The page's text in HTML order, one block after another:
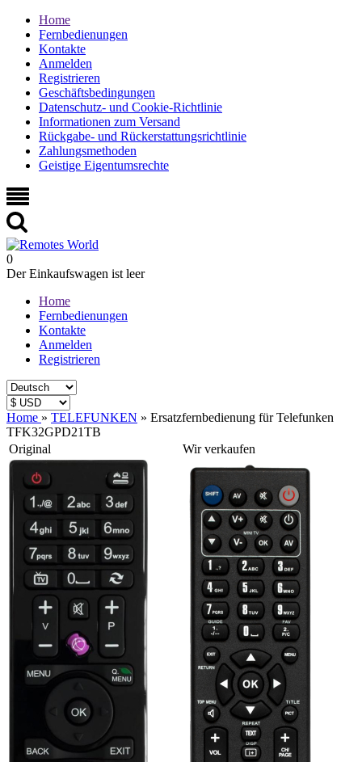
Home
Fernbedienungen
Kontakte
Anmelden
Registrieren
Geschäftsbedingungen
Datenschutz- und Cookie-Richtlinie
Informationen zum Versand
Rückgabe- und Rückerstattungsrichtlinie
Zahlungsmethoden
Geistige Eigentumsrechte
0
Der Einkaufswagen ist leer
Home
Fernbedienungen
Kontakte
Anmelden
Registrieren
Home » TELEFUNKEN » Ersatzfernbedienung für Telefunken
TFK32GPD21TB
Original
Wir verkaufen